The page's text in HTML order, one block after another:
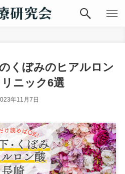
くぼみのヒアルロン
ニック6選
年11月7日